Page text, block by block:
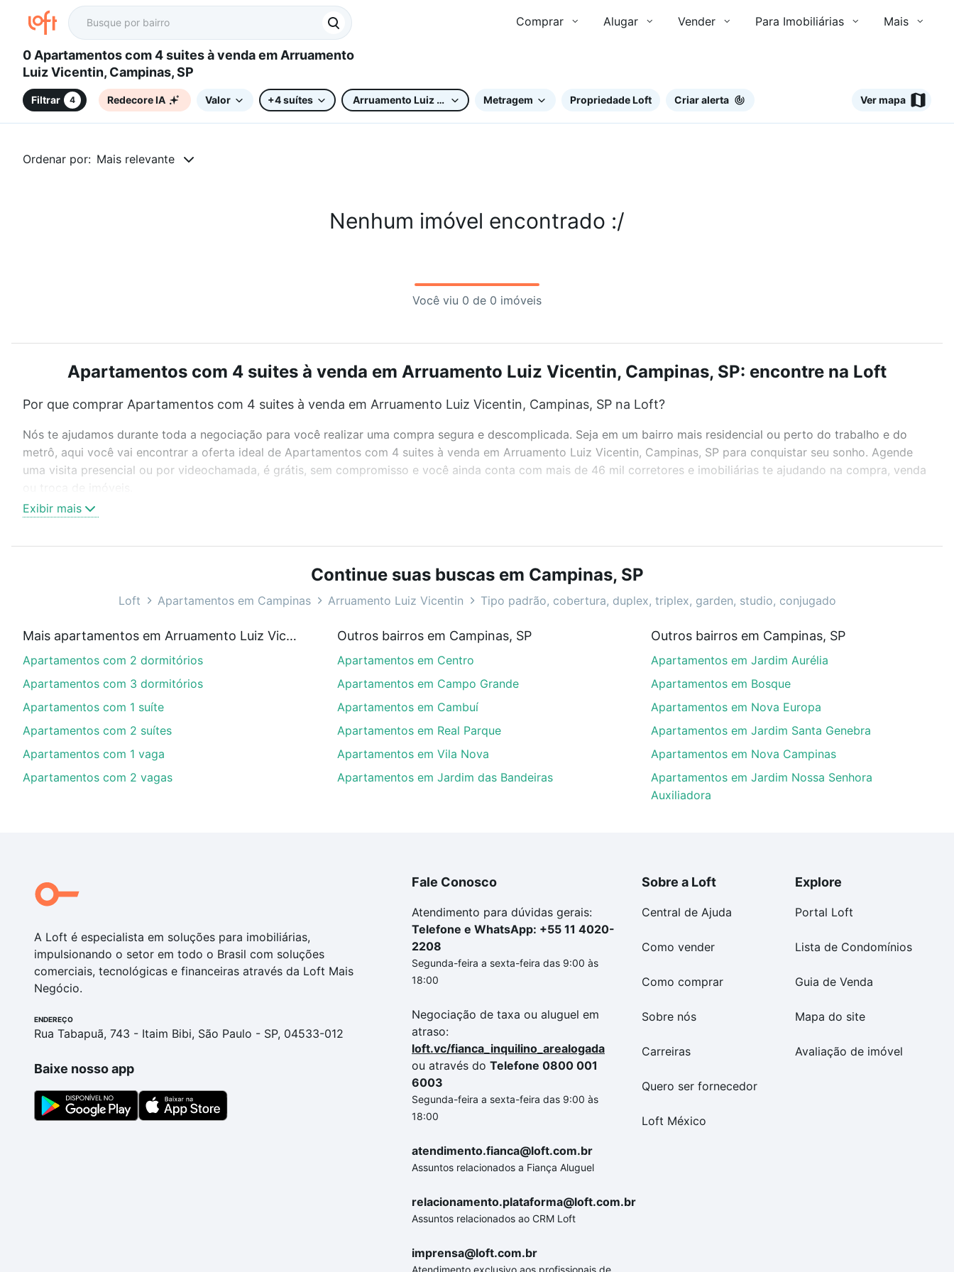
Comprar Alugar Vender Para Imobiliárias Mais
0 Apartamentos com 4 suites à venda em Arruamento
Luiz Vicentin, Campinas, SP
Filtrar 4 Redecore IA Valor +4 suítes Arruamento Luiz Vicentin Metragem Propriedade Loft Criar alerta Ver mapa
Ordenar por: Mais relevante
Nenhum imóvel encontrado :/
Você viu 0 de 0 imóveis
Apartamentos com 4 suites à venda em Arruamento Luiz Vicentin, Campinas, SP: encontre na Loft
Por que comprar Apartamentos com 4 suites à venda em Arruamento Luiz Vicentin, Campinas, SP na Loft?
Nós te ajudamos durante toda a negociação para você realizar uma compra segura e descomplicada. Seja em um bairro mais residencial ou perto do trabalho e do
metrô, aqui você vai encontrar a oferta ideal de Apartamentos com 4 suites à venda em Arruamento Luiz Vicentin, Campinas, SP para conquistar seu sonho. Agende
uma visita presencial ou por videochamada, é grátis, sem compromisso e você ainda conta com mais de 46 mil corretores e imobiliárias te ajudando na compra, venda
Como escolher um imóvel?
Use barra de busca no topo para pesquisar por ruas, bairros e até condomínios favoritos. Você também pode usar os filtros como quantidade de quartos, suítes, com
ou sem vaga de garagem para combinar perfeitamente com o preço, metragem e comodidades, como piscina, academia, salão de festas ou área verde e encontrar
Apartamentos com 4 suites à venda em Arruamento Luiz Vicentin, Campinas, SP ideal para você na Loft.
Aqui na Loft temos a oferta ideal para você, com Apartamentos com 4 suites à venda em Arruamento Luiz Vicentin, Campinas, SP que custam a partir de R$ 0 e com
nossas opções de financiamento imobiliário as parcelas podem se adequar ao seu orçamento. Se ainda tem alguma dúvida dos custos envolvidos no processo de
compra, veja em nosso portal quanto custa comprar um apartamento e conte com a gente para comprar o imóvel dos seus sonhos com segurança e conforto. Loft,
Exibir mais
Continue suas buscas em Campinas, SP
Loft Apartamentos em Campinas Arruamento Luiz Vicentin Tipo padrão, cobertura, duplex, triplex, garden, studio, conjugado
Mais apartamentos em Arruamento Luiz Vicentin
Apartamentos com 2 dormitórios
Apartamentos com 3 dormitórios
Apartamentos com 1 suíte
Apartamentos com 2 suítes
Apartamentos com 1 vaga
Apartamentos com 2 vagas
Outros bairros em Campinas, SP
Apartamentos em Centro
Apartamentos em Campo Grande
Apartamentos em Cambuí
Apartamentos em Real Parque
Apartamentos em Vila Nova
Apartamentos em Jardim das Bandeiras
Outros bairros em Campinas, SP
Apartamentos em Jardim Aurélia
Apartamentos em Bosque
Apartamentos em Nova Europa
Apartamentos em Jardim Santa Genebra
Apartamentos em Nova Campinas
Apartamentos em Jardim Nossa Senhora
Auxiliadora
A Loft é especialista em soluções para imobiliárias,
impulsionando o setor em todo o Brasil com soluções
comerciais, tecnológicas e financeiras através da Loft Mais
Negócio.
ENDEREÇO
Rua Tabapuã, 743 - Itaim Bibi, São Paulo - SP, 04533-012
Baixe nosso app
Fale Conosco
Atendimento para dúvidas gerais:
Telefone e WhatsApp: +55 11 4020-
2208
Segunda-feira a sexta-feira das 9:00 às
18:00
Negociação de taxa ou aluguel em
atraso:
loft.vc/fianca_inquilino_arealogada
ou através do Telefone 0800 001
6003
Segunda-feira a sexta-feira das 9:00 às
18:00
atendimento.fianca@loft.com.br
Assuntos relacionados a Fiança Aluguel
relacionamento.plataforma@loft.com.br
Assuntos relacionados ao CRM Loft
imprensa@loft.com.br
Atendimento exclusivo aos profissionais de
Sobre a Loft
Central de Ajuda
Como vender
Como comprar
Sobre nós
Carreiras
Quero ser fornecedor
Loft México
Explore
Portal Loft
Lista de Condomínios
Guia de Venda
Mapa do site
Avaliação de imóvel